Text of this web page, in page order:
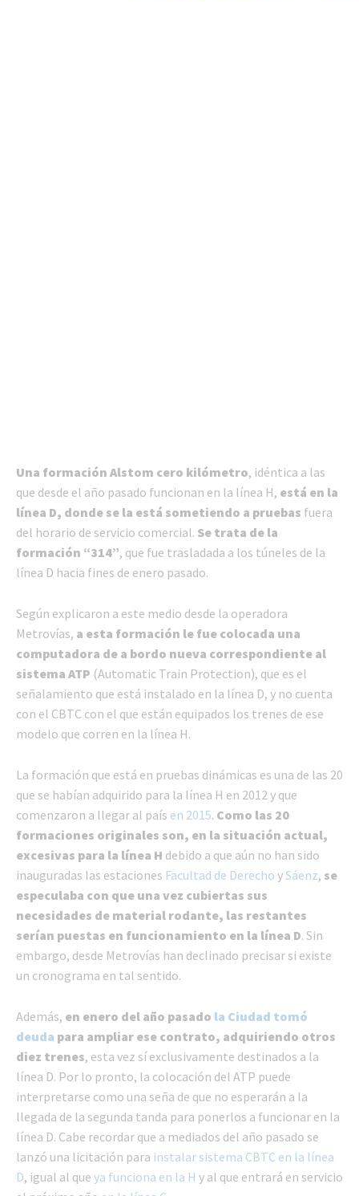
Una formación Alstom cero kilómetro, idéntica a las
que desde el año pasado funcionan en la línea H, está en la
línea D, donde se la está sometiendo a pruebas fuera
del horario de servicio comercial. Se trata de la
formación “314”, que fue trasladada a los túneles de la
línea D hacia fines de enero pasado.
Según explicaron a este medio desde la operadora
Metrovías, a esta formación le fue colocada una
computadora de a bordo nueva correspondiente al
sistema ATP (Automatic Train Protection), que es el
señalamiento que está instalado en la línea D, y no cuenta
con el CBTC con el que están equipados los trenes de ese
modelo que corren en la línea H.
La formación que está en pruebas dinámicas es una de las 20
que se habían adquirido para la línea H en 2012 y que
comenzaron a llegar al país en 2015. Como las 20
formaciones originales son, en la situación actual,
excesivas para la línea H debido a que aún no han sido
inauguradas las estaciones Facultad de Derecho ySáenz, se
especulaba con que una vez cubiertas sus
necesidades de material rodante, las restantes
serían puestas en funcionamiento en la línea D. Sin
embargo, desde Metrovías han declinado precisar si existe
un cronograma en tal sentido.
Además, en enero del año pasado la Ciudad tomó
deuda para ampliar ese contrato, adquiriendo otros
diez trenes, esta vez sí exclusivamente destinados a la
línea D. Por lo pronto, la colocación del ATP puede
interpretarse como una seña de que no esperarán a la
llegada de la segunda tanda para ponerlos a funcionar en la
línea D. Cabe recordar que a mediados del año pasado se
lanzó una licitación para instalar sistema CBTC en la línea
D, igual al que ya funciona en la H y al que entrará en servicio